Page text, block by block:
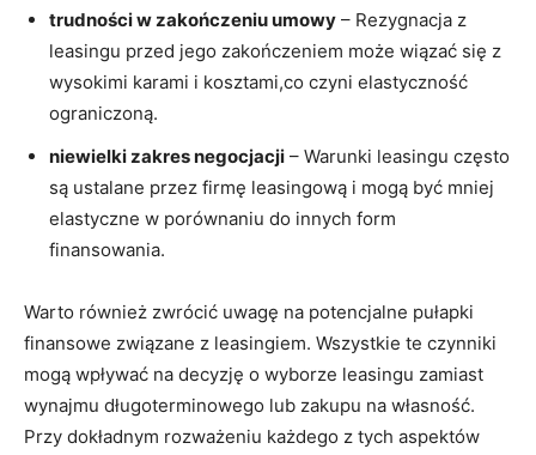
trudności w⁤ zakończeniu umowy ⁣–⁤ Rezygnacja ‌z⁤
leasingu przed jego zakończeniem może wiązać się⁤ z
wysokimi‍ karami i ⁣kosztami,co czyni elastyczność
ograniczoną.
niewielki zakres negocjacji ​– ⁢Warunki leasingu ⁤często
są ustalane przez ‌firmę leasingową i mogą‍ być mniej
elastyczne w porównaniu do innych form
finansowania.
Warto również zwrócić uwagę na⁢ potencjalne ⁣pułapki‌
finansowe związane z ⁢leasingiem. Wszystkie te czynniki
mogą wpływać na⁣ decyzję‌ o ‌wyborze leasingu zamiast
wynajmu ⁤długoterminowego lub zakupu na ​własność.
Przy⁤ dokładnym rozważeniu każdego z tych aspektów ​